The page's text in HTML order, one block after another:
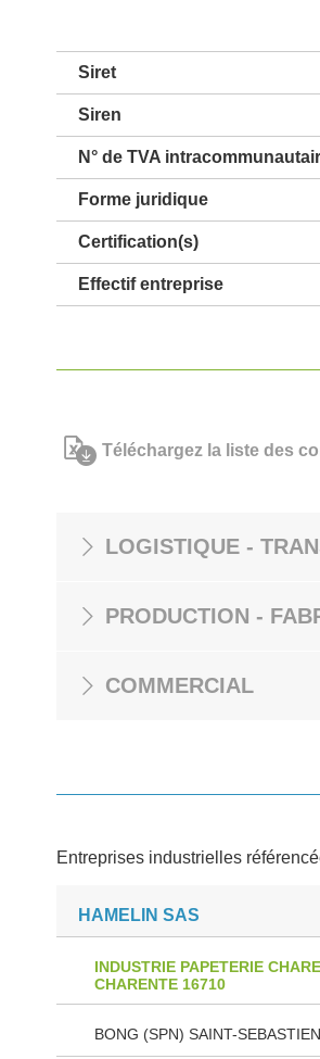
Siret
Siren
N° de TVA
Forme juridique
Certification(s)
Effectif entreprise
Téléchargez la liste des
LOGISTIQUE -
PRODUCTION -
COMMERCIAL
Entreprises industrielles
HAMELIN SAS
INDUSTRIE PAPETERIE
CHARENTE 16710
BONG (SPN) SAINT-